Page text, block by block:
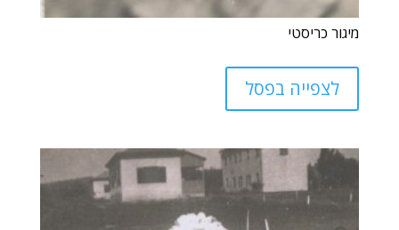
מיגור כריסטי
לצפייה בפסל